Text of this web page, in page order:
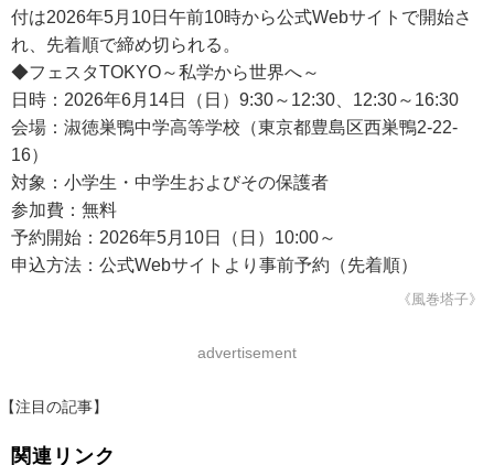
付は2026年5月10日午前10時から公式Webサイトで開始さ
れ、先着順で締め切られる。
◆フェスタTOKYO～私学から世界へ～
日時：2026年6月14日（日）9:30～12:30、12:30～16:30
会場：淑徳巣鴨中学高等学校（東京都豊島区西巣鴨2-22-
16）
対象：小学生・中学生およびその保護者
参加費：無料
予約開始：2026年5月10日（日）10:00～
申込方法：公式Webサイトより事前予約（先着順）
《風巻塔子》
advertisement
【注目の記事】
関連リンク